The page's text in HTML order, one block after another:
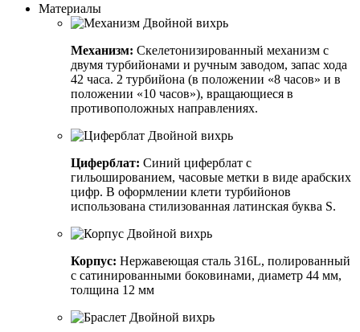
Материалы
Механизм: Скелетонизированный механизм с
двумя турбийонами и ручным заводом, запас хода
42 часа. 2 турбийона (в положении «8 часов» и в
положении «10 часов»), вращающиеся в
противоположных направлениях.
Циферблат: Синий циферблат с
гильошированием, часовые метки в виде арабских
цифр. В оформлении клети турбийонов
использована стилизованная латинская буква S.
Корпус: Нержавеющая сталь 316L, полированный
с сатинированными боковинами, диаметр 44 мм,
толщина 12 мм